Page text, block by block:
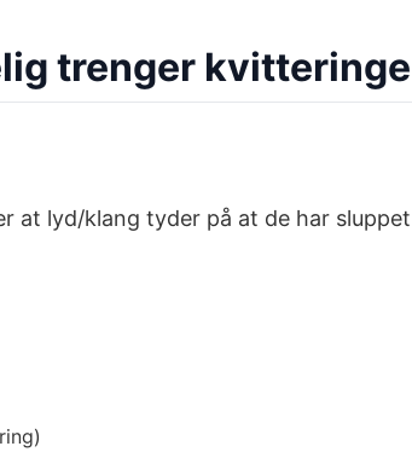
trenger
at lyd/klang tyder på at de har